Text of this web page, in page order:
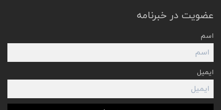
عضویت در خبرنامه
اسم
ایمیل